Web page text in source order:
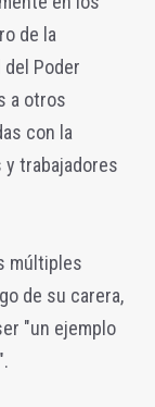
de la
del Poder
a otros
con la
trabajadores
múltiples
de su carera,
"un ejemplo